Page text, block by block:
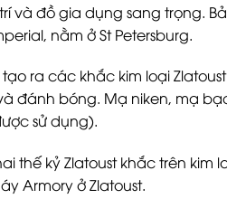
và đồ gia dụng sang trọng.
nằm ở St Petersburg.
ra các khắc kim loại
đánh bóng. Mạ niken, mạ
sử dụng).
thế kỷ Zlatoust khắc trên
Armory ở Zlatoust.